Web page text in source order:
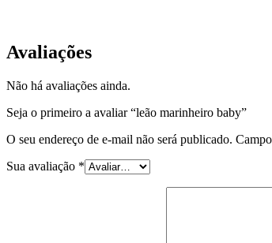
Avaliações
Não há avaliações ainda.
Seja o primeiro a avaliar “leão marinheiro baby”
O seu endereço de e-mail não será publicado.
Sua avaliação *